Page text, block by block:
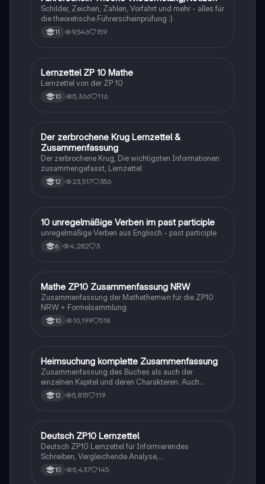
Schilder, Zeichen, Zahlen, Vorfahrt und mehr - alles für
die theoretische Führerscheinprüfung :)
11 9,546 159
Mathe
Lernzettel ZP 10 Mathe
Lernzettel von der ZP 10
10 5,366 116
Deutsch
Der zerbrochene Krug Lernzettel &
Zusammenfassung
Der zerbrochene Krug, Die wichtigsten Informationen
zusammengefasst, Lernzettel
12 23,517 356
1 Englisch
10 unregelmäßige Verben im past participle
unregelmäßige Verben aus Englisch - past participle
6 4,282 3
Mathe
Mathe ZP10 Zusammenfassung NRW
Zusammenfassung der Mathethemwn für die ZP10
NRW + Formelsammlung
10 10,199 518
Deutsch
Heimsuchung komplette Zusammenfassung
Zusammenfassung des Buches als auch der
einzelnen Kapitel und deren Charakteren. Auch
tabellarisch. Im Unterricht ohne KI erstellt
12 5,815 119
Deutsch
Deutsch ZP10 Lernzettel
Deutsch ZP10 Lernzettel für Informierendes
Schreiben, Vergleichende Analyse,
Sachtexte/Roman/Gedicht..
10 5,437 145